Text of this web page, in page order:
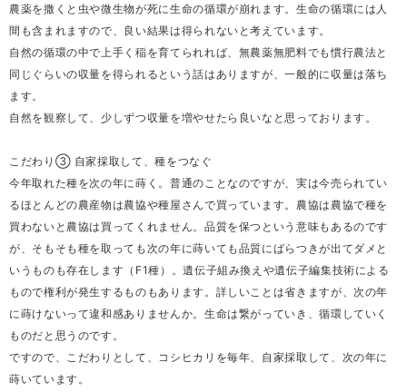
農薬を撒くと虫や微生物が死に生命の循環が崩れます。生命の循環には人
間も含まれますので、良い結果は得られないと考えています。
自然の循環の中で上手く稲を育てられれば、無農薬無肥料でも慣行農法と
同じぐらいの収量を得られるという話はありますが、一般的に収量は落ち
ます。
自然を観察して、少しずつ収量を増やせたら良いなと思っております。
こだわり③ 自家採取して、種をつなぐ
今年取れた種を次の年に蒔く。普通のことなのですが、実は今売られてい
るほとんどの農産物は農協や種屋さんで買っています。農協は農協で種を
買わないと農協は買ってくれません。品質を保つという意味もあるのです
が、そもそも種を取っても次の年に蒔いても品質にばらつきが出てダメと
いうものも存在します（F1種）。遺伝子組み換えや遺伝子編集技術による
もので権利が発生するものもあります。詳しいことは省きますが、次の年
に蒔けないって違和感ありませんか。生命は繋がっていき、循環していく
ものだと思うのです。
ですので、こだわりとして、コシヒカリを毎年、自家採取して、次の年に
蒔いています。